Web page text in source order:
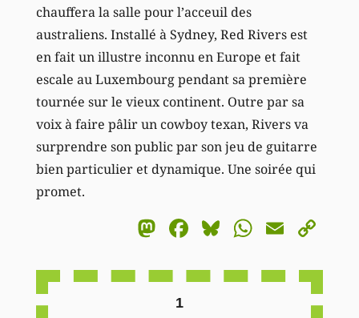
chauffera la salle pour l’acceuil des
australiens. Installé à Sydney, Red Rivers est
en fait un illustre inconnu en Europe et fait
escale au Luxembourg pendant sa première
tournée sur le vieux continent. Outre par sa
voix à faire pâlir un cowboy texan, Rivers va
surprendre son public par son jeu de guitarre
bien particulier et dynamique. Une soirée qui
promet.
Mastodon
Facebook
BlueskyEmail
1